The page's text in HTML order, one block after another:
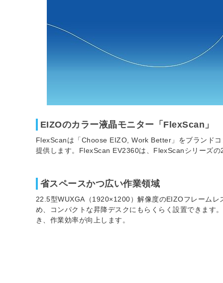
EIZOのカラー液晶モニター「FlexScan」
FlexScanは「Choose EIZO, Work Better」をブランド
提供します。FlexScan EV2360は、FlexScanシリーズ
省スペースかつ広い作業領域
22.5型WUXGA（1920×1200）解像度のEIZOフレーム
め、コンパクトな昇降デスクにもらくらく設置できます
き、作業効率が向上します。